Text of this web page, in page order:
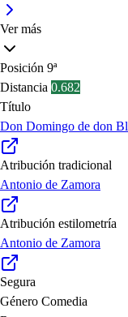
Ver más
Posición 9ª
Distancia 0.682
Título
Don Domingo de don
Atribución tradicional
Antonio de Zamora
Atribución estilometría
Antonio de Zamora
Segura
Género Comedia